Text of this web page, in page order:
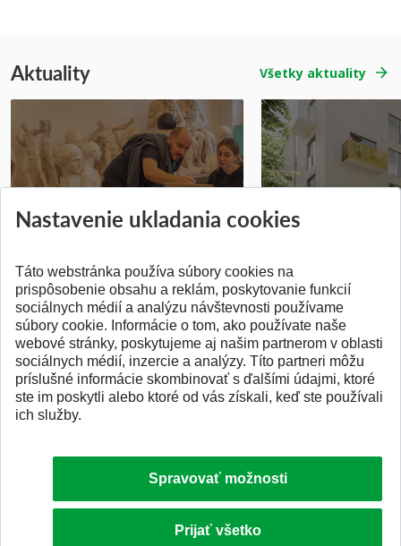
Aktuality Všetky aktuality
Pridané 14.07.2026 Pridané 03.07.2026
SPÄŤ NA VRCH
Nastavenie ukladania cookies
Táto webstránka používa súbory cookies na
prispôsobenie obsahu a reklám, poskytovanie funkcií
sociálnych médií a analýzu návštevnosti používame
súbory cookie. Informácie o tom, ako používate naše
webové stránky, poskytujeme aj našim partnerom v oblasti
sociálnych médií, inzercie a analýzy. Títo partneri môžu
príslušné informácie skombinovať s ďalšími údajmi, ktoré
ste im poskytli alebo ktoré od vás získali, keď ste používali
ich služby.
Spravovať možnosti
Prijať všetko